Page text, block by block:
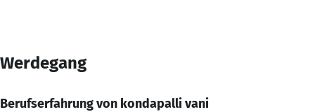
Werdegang
Berufserfahrung von kondapalli vani